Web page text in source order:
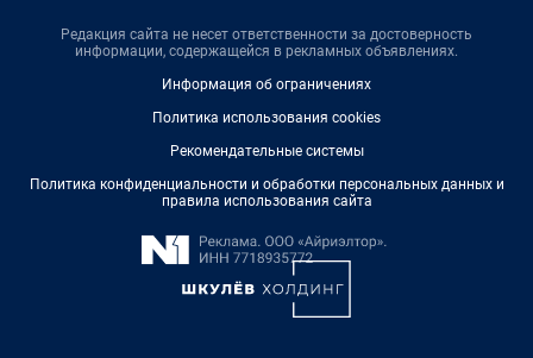
Редакция сайта не несет ответственности за достоверность
информации, содержащейся в рекламных объявлениях.
Информация об ограничениях
Политика использования cookies
Рекомендательные системы
Политика конфиденциальности и обработки персональных данных и
правила использования сайта